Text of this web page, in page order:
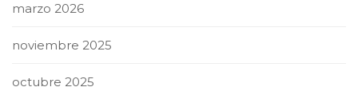
marzo 2026
noviembre 2025
octubre 2025